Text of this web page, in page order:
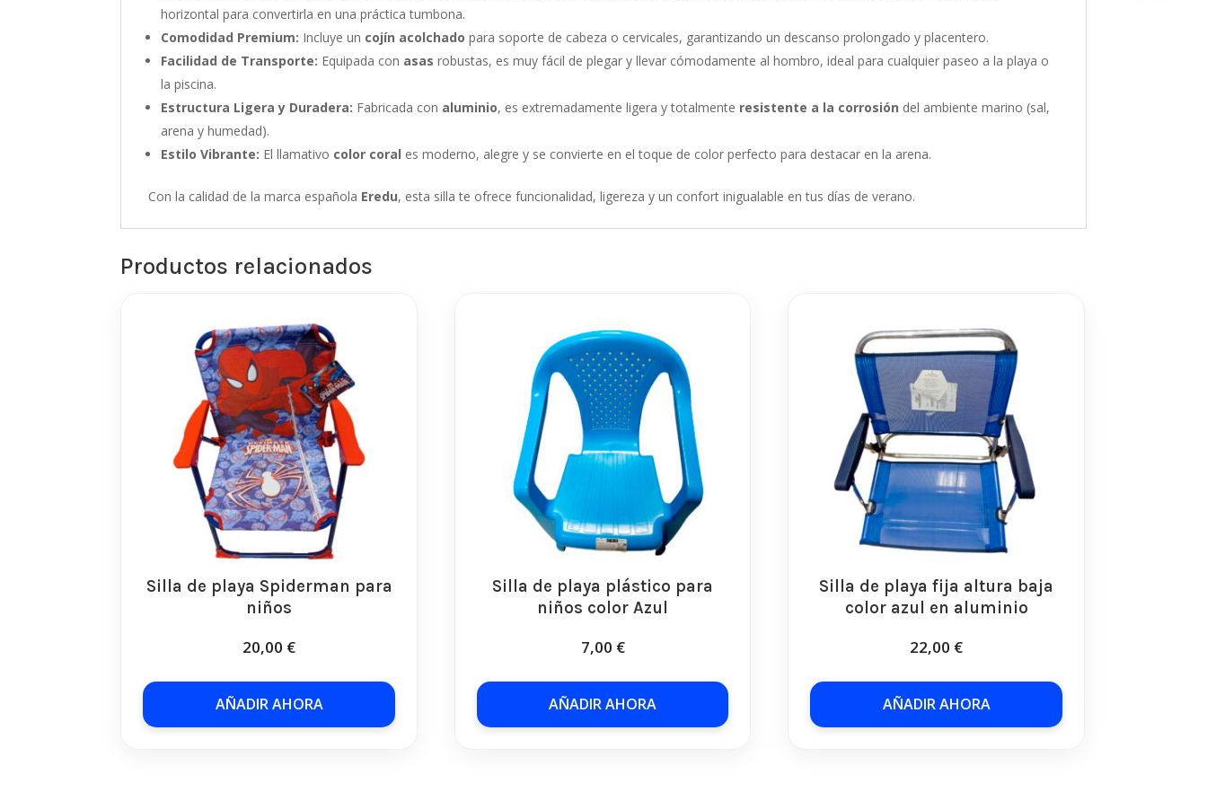
horizontal para convertirla en una práctica tumbona.
Comodidad Premium: Incluye un cojín acolchado para soporte de cabeza o cervicales, garantizando un descanso prolongado y placentero.
Facilidad de Transporte: Equipada con asas robustas, es muy fácil de plegar y llevar cómodamente al hombro, ideal para cualquier paseo a la playa o
la piscina.
Estructura Ligera y Duradera: Fabricada con aluminio, es extremadamente ligera y totalmente resistente a la corrosión del ambiente marino (sal,
arena y humedad).
Estilo Vibrante: El llamativo color coral es moderno, alegre y se convierte en el toque de color perfecto para destacar en la arena.
Con la calidad de la marca española Eredu, esta silla te ofrece funcionalidad, ligereza y un confort inigualable en tus días de verano.
Productos relacionados
Silla de playa Spiderman para
niños
20,00 €
AÑADIR AHORA
Silla de playa plástico para
niños color Azul
7,00 €
AÑADIR AHORA
Silla de playa fija altura baja
color azul en aluminio
22,00 €
AÑADIR AHORA